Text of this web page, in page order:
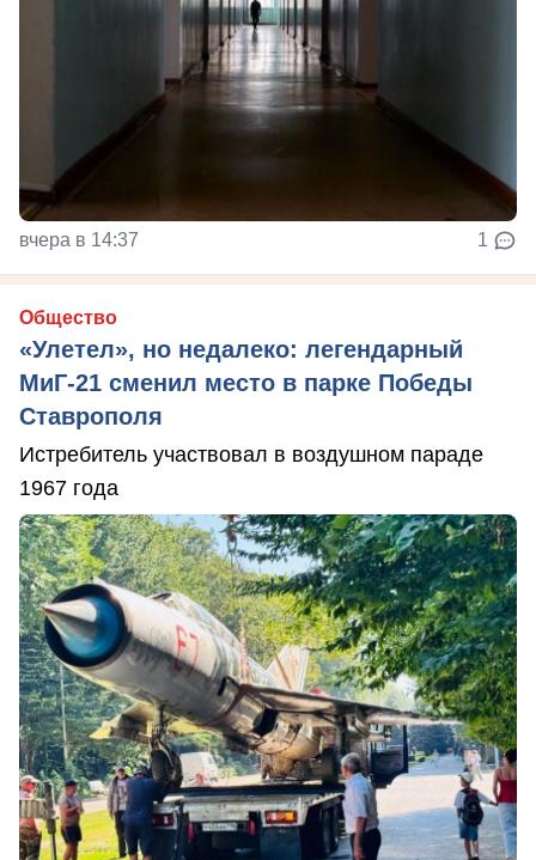
вчера в 14:37 1
Общество
«Улетел», но недалеко: легендарный
МиГ-21 сменил место в парке Победы
Ставрополя
Истребитель участвовал в воздушном параде
1967 года